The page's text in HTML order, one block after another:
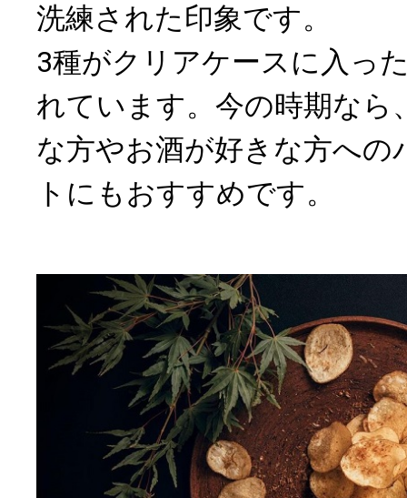
洗練された印象です。
3種がクリアケースに入っ
れています。今の時期なら
な方やお酒が好きな方への
トにもおすすめです。